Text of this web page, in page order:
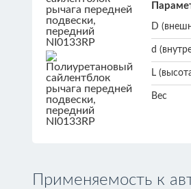
D
d
L
Вес
Применяемость к